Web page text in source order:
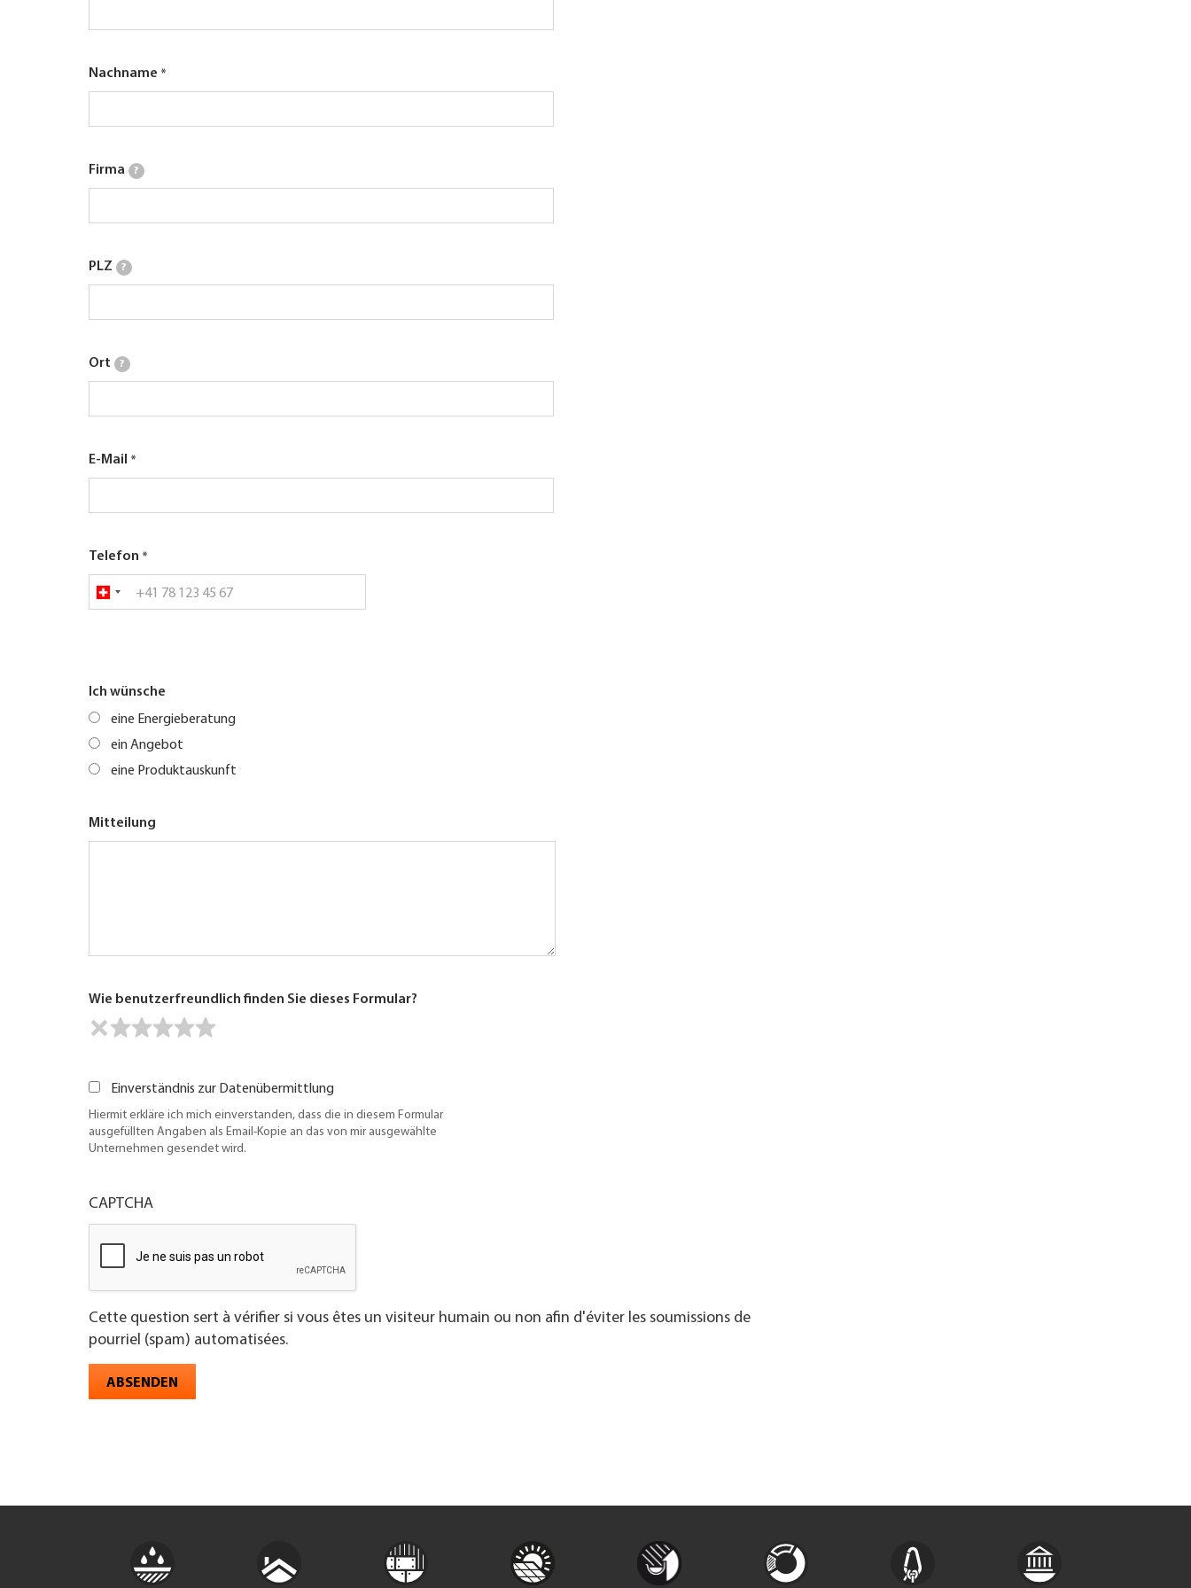
Nachname
Firma ?
PLZ ?
Ort ?
E-Mail
Telefon
Ich wünsche
eine Energieberatung
ein Angebot
eine Produktauskunft
Mitteilung
Wie benutzerfreundlich finden Sie dieses Formular?
Einverständnis zur Datenübermittlung
Hiermit erkläre ich mich einverstanden, dass die in diesem Formular
ausgefüllten Angaben als Email-Kopie an das von mir ausgewählte
Unternehmen gesendet wird.
CAPTCHA
Cette question sert à vérifier si vous êtes un visiteur humain ou non afin d'éviter les soumissions de
pourriel (spam) automatisées.
ABSENDEN